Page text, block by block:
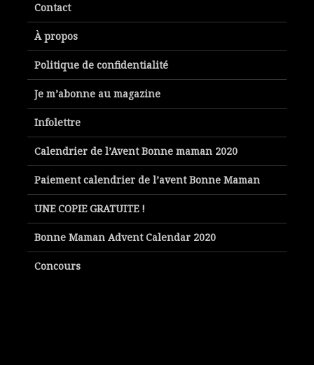
Contact
À propos
Politique de confidentialité
Je m’abonne au magazine
Infolettre
Calendrier de l’Avent Bonne maman 2020
Paiement calendrier de l’avent Bonne Maman
UNE COPIE GRATUITE !
Bonne Maman Advent Calendar 2020
Concours